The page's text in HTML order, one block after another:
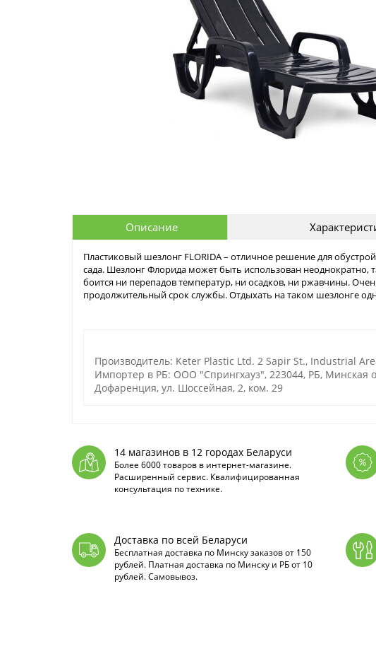
Описание
Пластиковый шезлонг FLORIDA – отличное решение для
сада. Шезлонг Флорида может быть использован неоднократно,
боится ни перепадов температур, ни осадков, ни ржавчины.
продолжительный срок службы. Отдыхать на таком шезлонге
Производитель: Keter Plastic Ltd. 2 Sapir St., Industrial
Импортер в РБ: ООО "Спрингхауз", 223044, РБ, Минская
Дофаренция, ул. Шоссейная, 2, ком. 29
14 магазинов в 12 городах Беларуси
Более 6000 товаров в интернет-магазине.
Расширенный сервис. Квалифицированная
консультация по технике.
Доставка по всей Беларуси
Бесплатная доставка по Минску заказов от 150
рублей. Платная доставка по Минску и РБ от 10
рублей. Самовывоз.